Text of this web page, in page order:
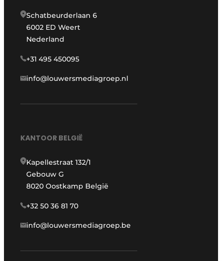
Schatbeurderlaan 6
6002 ED Weert
Nederland
+31 495 450095
info@louwersmediagroep.nl
KANTOOR BELGIË
Kapellestraat 132/1
Gebouw G
8020 Oostkamp België
+32 50 36 81 70
info@louwersmediagroep.be